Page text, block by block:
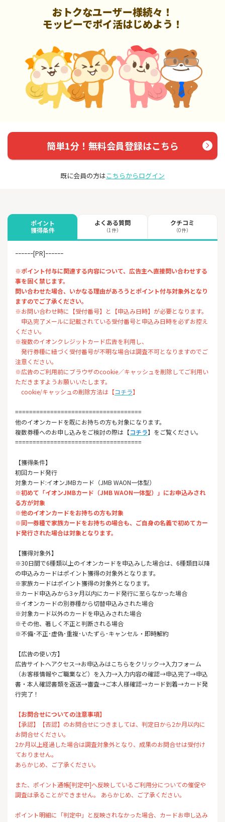
おトクなユーザー様続々！
モッピーでポイ活はじめよう！
簡単1分！無料会員登録はこちら
既に会員の方はこちらからログイン
ポイント
獲得条件
よくある質問
（1件）
クチコミ
（0件）
ｰｰｰｰｰｰ[PR]ｰｰｰｰｰｰ
※ポイント付与に関連する内容について、広告主へ直接問い合わせする
事を固く禁じます。
問い合わせた場合、いかなる理由があろうとポイント付与対象外となり
ますのでご了承ください。
※お問い合わせ時に【受付番号】と【申込み日時】が必要となります。
申込完了メールに記載されている受付番号と申込み日時を必ずお控え
ください。
※複数のイオンクレジットカード広告を利用し、
発行券種に紐づく受付番号が不明な場合は調査不可となりますのでご
注意ください。
※広告のご利用前にブラウザのcookie／キャッシュを削除してご利用い
ただきますようお願いいたします。
cookie/キャッシュの削除方法は【コチラ】
====================================
他のイオンカードを既にお持ちの方も対象になります。
複数券種へのお申し込みをご検討の際は【コチラ】をご覧ください。
====================================
【獲得条件】
初回カード発行
対象カード:イオンJMBカード（JMB WAON一体型）
※初めて「イオンJMBカード（JMB WAON一体型）」にお申込みされ
る方が対象
※他のイオンカードをお持ちの方も対象
※同一券種で家族カードをお持ちの場合も、ご自身の名義で初めてカー
ド発行された場合は対象となります。
【獲得対象外】
※30日間で6種類以上のイオンカードを申込みした場合は、6種類目以降
の申込みカードはポイント獲得の対象外となります。
※家族カードはポイント獲得の対象外となります。
※カード申込みから3ヶ月以内にカード発行に至らなかった場合
※イオンカードの別券種から切替申込みされた場合
※対象カード以外のカードを申込みされた場合
※その他、著しく不正と判断される場合
※不備･不正･虚偽･重複･いたずら･キャンセル・即時解約
【広告の使い方】
広告サイトへアクセス→お申込みはこちらをクリック→入力フォーム
（お客様情報やご職業など）を入力→入力内容の確認→申込完了→申込
書・本人確認書類を返送→審査→ご本人様確認→カード到着→カード発
行完了！
【お問合せについての注意事項】
【承認】【否認】のお問合せにつきましては、判定日から2か月以内に
お問合せください。
2か月以上経過した場合は調査対象外となり、成果のお問合せは受付け
ておりません。
あらかじめ、ご了承ください。
また、ポイント通帳[判定中]へ反映しているご利用分についての催促や
調査は承ることができません。 あらかじめ、ご了承ください。
ポイント明細に「判定中」と反映されなかった場合、カードお申し込み